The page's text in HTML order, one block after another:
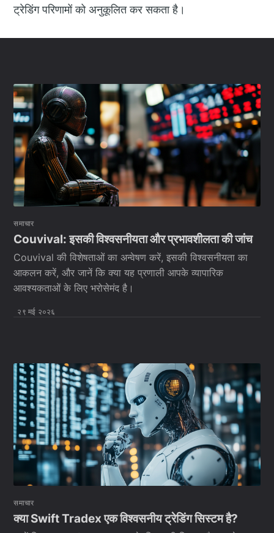
ट्रेडिंग परिणामों को अनुकूलित कर सकता है।
समाचार
Couvival: इसकी विश्वसनीयता और प्रभावशीलता की जांच
Couvival की विशेषताओं का अन्वेषण करें, इसकी विश्वसनीयता का
आकलन करें, और जानें कि क्या यह प्रणाली आपके व्यापारिक
आवश्यकताओं के लिए भरोसेमंद है।
२९ मई २०२६
समाचार
क्या Swift Tradex एक विश्वसनीय ट्रेडिंग सिस्टम है?